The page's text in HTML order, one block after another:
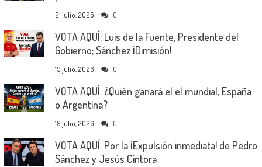
21 julio, 2026 0
VOTA AQUÍ: Luis de la Fuente, Presidente del
Gobierno; Sánchez ¡Dimisión!
19 julio, 2026 0
VOTA AQUÍ: ¿Quién ganará el el mundial, España
o Argentina?
19 julio, 2026 0
VOTA AQUÍ: Por la ¡Expulsión inmediata! de Pedro
Sánchez y Jesús Cintora